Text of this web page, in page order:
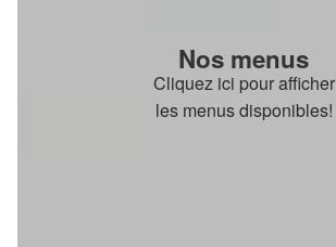
Nos menus
Cliquez ici pour afficher
les menus disponibles!